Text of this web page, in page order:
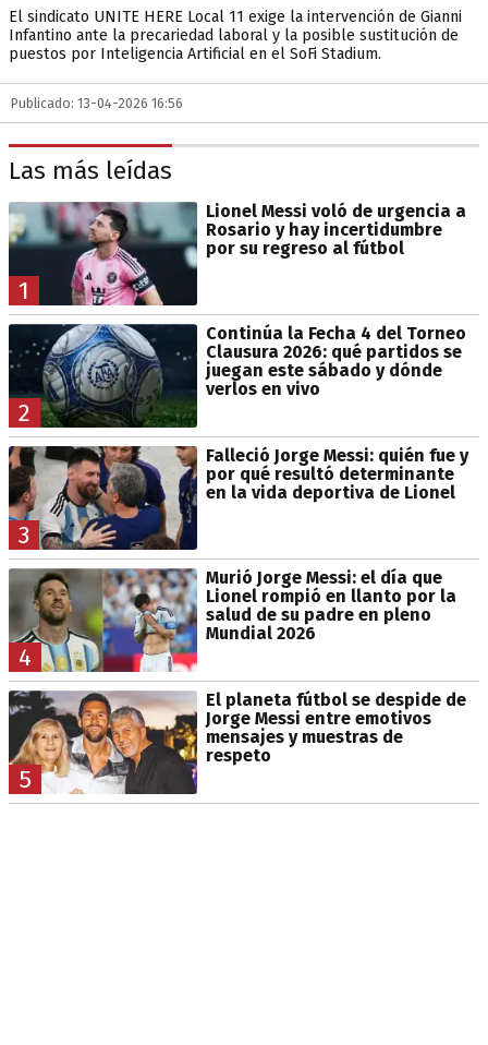
El sindicato UNITE HERE Local 11 exige la intervención de Gianni
Infantino ante la precariedad laboral y la posible sustitución de
puestos por Inteligencia Artificial en el SoFi Stadium.
Publicado: 13-04-2026 16:56
Las más leídas
1
Lionel Messi voló de urgencia a
Rosario y hay incertidumbre
por su regreso al fútbol
2
Continúa la Fecha 4 del Torneo
Clausura 2026: qué partidos se
juegan este sábado y dónde
verlos en vivo
3
Falleció Jorge Messi: quién fue y
por qué resultó determinante
en la vida deportiva de Lionel
4
Murió Jorge Messi: el día que
Lionel rompió en llanto por la
salud de su padre en pleno
Mundial 2026
5
El planeta fútbol se despide de
Jorge Messi entre emotivos
mensajes y muestras de
respeto